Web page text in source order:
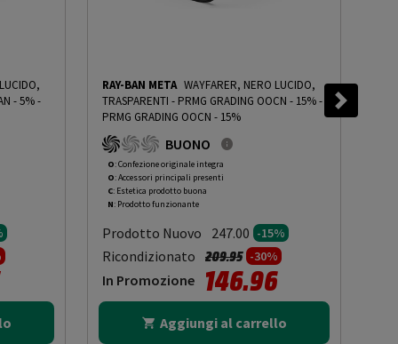
- 5%-
da
RAY-BAN META WAYFARER, NERO LUCIDO,
TRASPARENTI - PRMG GRADING OOCN - 15%-
PRMG GRADING OOCN - 15%
BUONO
O: Confezione originale integra
O: Accessori principali presenti
C: Estetica prodotto buona
N: Prodotto funzionante
Prodotto Nuovo 247.00 -15%
Ricondizionato Prezzo ridotto da
209.95a-30%
In Promozione 146.96
Aggiungi al carrello